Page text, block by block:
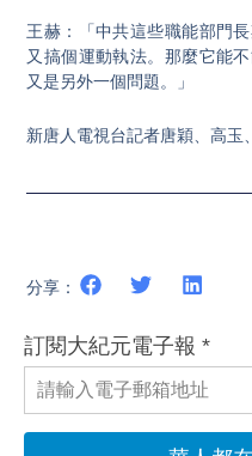
王赫：「中共這些職能部門
又搞個運動執法。那麼它能
又是另外一個問題。」
新唐人電視台記者唐穎、高玉
分享：